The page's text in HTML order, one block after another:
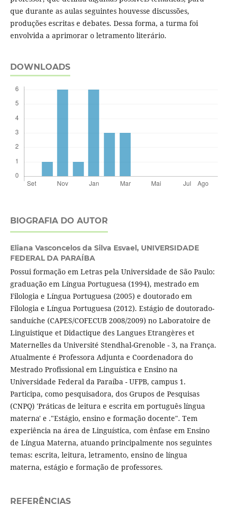
que durante as aulas seguintes houvesse discussões,
produções escritas e debates. Dessa forma, a turma foi
envolvida a aprimorar o letramento literário.
DOWNLOADS
BIOGRAFIA DO AUTOR
Eliana Vasconcelos da Silva Esvael, UNIVERSIDADE
FEDERAL DA PARAÍBA
Possui formação em Letras pela Universidade de São Paulo:
graduação em Língua Portuguesa (1994), mestrado em
Filologia e Língua Portuguesa (2005) e doutorado em
Filologia e Língua Portuguesa (2012). Estágio de doutorado-
sanduíche (CAPES/COFECUB 2008/2009) no Laboratoire de
Linguistique et Didactique des Langues Etrangères et
Maternelles da Université Stendhal-Grenoble - 3, na França.
Atualmente é Professora Adjunta e Coordenadora do
Mestrado Profissional em Linguística e Ensino na
Universidade Federal da Paraíba - UFPB, campus 1.
Participa, como pesquisadora, dos Grupos de Pesquisas
(CNPQ) 'Práticas de leitura e escrita em português língua
materna' e ."Estágio, ensino e formação docente". Tem
experiência na área de Linguística, com ênfase em Ensino
de Língua Materna, atuando principalmente nos seguintes
temas: escrita, leitura, letramento, ensino de língua
materna, estágio e formação de professores.
REFERÊNCIAS